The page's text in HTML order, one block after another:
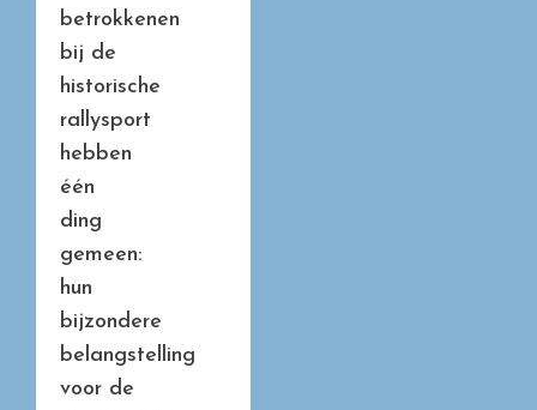
betrokkenen
bij de
historische
rallysport
hebben
één
ding
gemeen:
hun
bijzondere
belangstelling
voor de